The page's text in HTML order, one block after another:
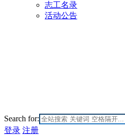
志工名录
活动公告
Search for:
登录 注册